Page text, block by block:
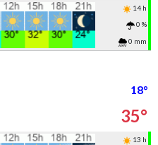
14 h
0 %
0 mm
18°
35°
13 h